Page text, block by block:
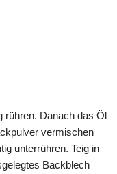
rühren. Danach das Öl
vermischen
unterrühren. Teig in
Backblech